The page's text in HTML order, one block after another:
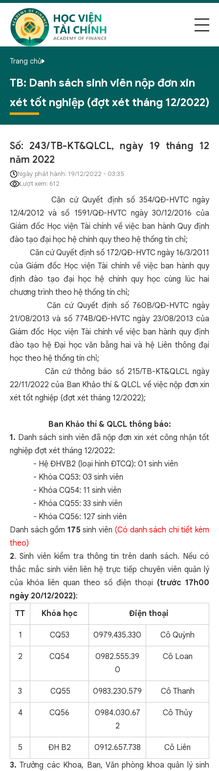
Trang chủ
TB: Danh sách sinh viên nộp đơn xin
xét tốt nghiệp (đợt xét tháng 12/2022)
Số: 243/TB-KT&QLCL, ngày 19 tháng 12
năm 2022
Ngày phát hành: 19/12/2022 - 03:35
Lượt xem: 612
Căn cứ Quyết định số 354/QĐ-HVTC ngày
12/4/2012 và số 1591/QĐ-HVTC ngày 30/12/2016 của
Giám đốc Học viện Tài chính về việc ban hành Quy định
đào tạo đại học hệ chính quy theo hệ thống tín chỉ;
Căn cứ Quyết định số 172/QĐ-HVTC ngày 16/3/2011
của Giám đốc Học viện Tài chính về việc ban hành quy
định đào tạo đại học hệ chính quy học cùng lúc hai
chương trình theo hệ thống tín chỉ;
Căn cứ Quyết định số 760B/QĐ-HVTC ngày
21/08/2013 và số 774B/QĐ-HVTC ngày 23/08/2013 của
Giám đốc Học viện Tài chính về việc ban hành quy định
đào tạo hệ Đại học văn bằng hai và hệ Liên thông đại
học theo hệ thống tín chỉ;
Căn cứ thông báo số 215/TB-KT&QLCL ngày
22/11/2022 của Ban Khảo thí & QLCL về việc nộp đơn xin
xét tốt nghiệp (đợt xét tháng 12/2022);
Ban Khảo thí & QLCL thông báo:
1. Danh sách sinh viên đã nộp đơn xin xét công nhận tốt
nghiệp đợt xét tháng 12/2022:
- Hệ ĐHVB2 (loại hình ĐTCQ): 01 sinh viên
- Khóa CQ53: 03 sinh viên
- Khóa CQ54: 11 sinh viên
- Khóa CQ55: 33 sinh viên
- Khóa CQ56: 127 sinh viên
Danh sách gồm 175 sinh viên (Có danh sách chi tiết kèm
theo)
2. Sinh viên kiểm tra thông tin trên danh sách. Nếu có
thắc mắc sinh viên liên hệ trực tiếp chuyên viên quản lý
của khóa liên quan theo số điện thoại (trước 17h00
ngày 20/12/2022):
TT
Khóa học Điện thoại
1 CQ53 0979.435.330 Cô Quỳnh
2 CQ54
0982.555.39
0
Cô Loan
3 CQ55 0983.230.579 Cô Thanh
4 CQ56
0984.030.67
2
Cô Thủy
5 ĐH B2 0912.657.738
Cô Liên
3. Trưởng các Khoa, Ban, Văn phòng khoa quản lý sinh